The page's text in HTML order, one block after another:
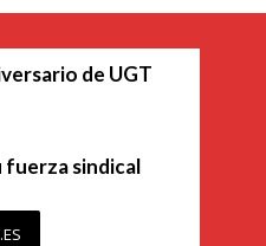
de UGT
fuerza sindical